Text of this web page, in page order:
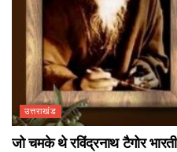
उत्तराखंड
जो चमके थे रविंद्रनाथ टैगोर